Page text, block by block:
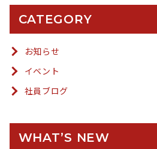
CATEGORY
お知らせ
イベント
社員ブログ
WHAT’S NEW